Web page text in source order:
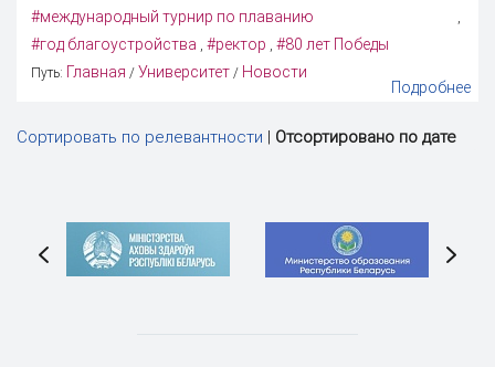
#международный турнир по плаванию ,
#год благоустройства , #ректор , #80 лет Победы
Путь: Главная / Университет / Новости
Подробнее
Сортировать по релевантности | Отсортировано по дате